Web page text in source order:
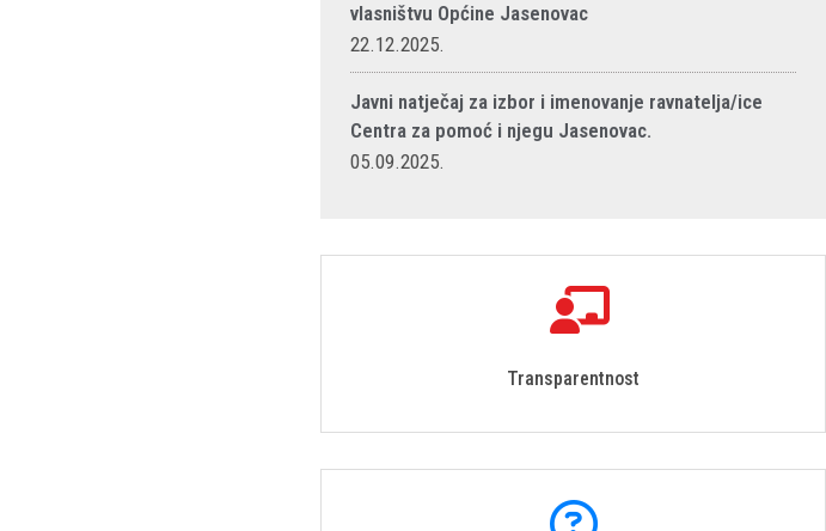
vlasništvu Općine Jasenovac
22.12.2025.
Javni natječaj za izbor i imenovanje ravnatelja/ice
Centra za pomoć i njegu Jasenovac.
05.09.2025.
Transparentnost